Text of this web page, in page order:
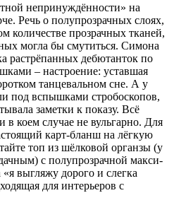
непринуждённости» на
Речь о полупрозрачных слоях,
количестве прозрачных тканей,
могла бы смутиться. Симона
растрёпанных дебютанток по
– настроение: уставшая
танцевальном сне. А у
под вспышками стробоскопов,
заметки к показу. Всё
в коем случае не вульгарно. Для
карт-бланш на лёгкую
топ из шёлковой органзы (у
с полупрозрачной макси-
выгляжу дорого и слегка
для интерьеров с